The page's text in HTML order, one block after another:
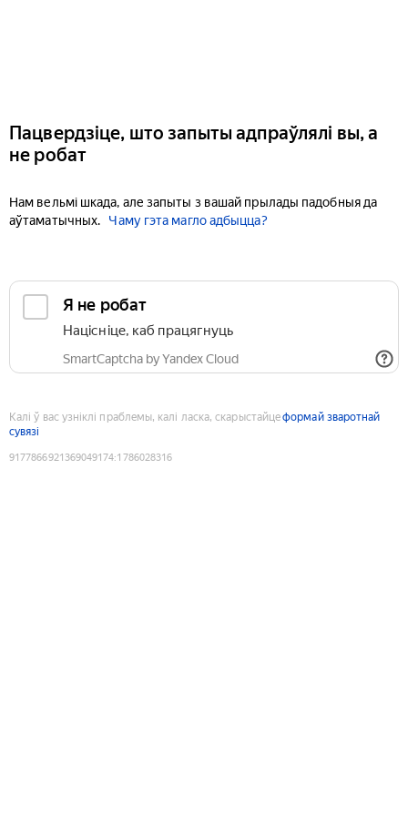
Пацвердзіце, што запыты адпраўлялі вы, а
не робат
Нам вельмі шкада, але запыты з вашай прылады падобныя да
аўтаматычных.
Чаму гэта магло адбыцца?
Я не робат
Націсніце, каб працягнуць
SmartCaptcha by Yandex Cloud
Калі ў вас узніклі праблемы, калі ласка, скарыстайцеформай зваротнай
сувязі
9177866921369049174:1786028316